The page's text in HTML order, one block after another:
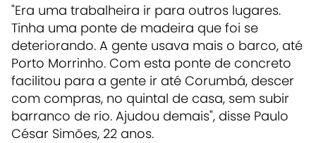
"Era uma trabalheira ir para outros lugares.
Tinha uma ponte de madeira que foi se
deteriorando. A gente usava mais o barco, até
Porto Morrinho. Com esta ponte de concreto
facilitou para a gente ir até Corumbá, descer
com compras, no quintal de casa, sem subir
barranco de rio. Ajudou demais", disse Paulo
César Simões, 22 anos.